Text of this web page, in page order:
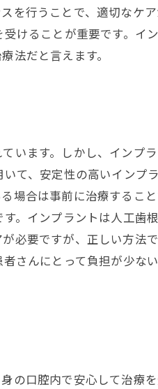
行うことで、適切なケア
けることが重要です。イ
法だと言えます。
います。しかし、インプ
て、安定性の高いインプ
場合は事前に治療するこ
。インプラントは人工歯根
必要ですが、正しい方法
さんにとって負担が少な
の口腔内で安心して治療